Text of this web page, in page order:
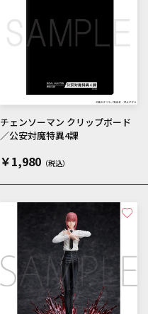
チェンソーマン クリップボード
／公安対魔特異4課
￥1,980